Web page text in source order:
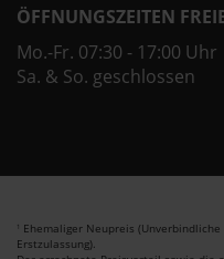
ÖFFNUNGSZEITEN
Mo.-Fr. 07:30 - 17:00 Uhr
Sa. & So. geschlossen
1 Ehemaliger Neupreis
Erstzulassung).